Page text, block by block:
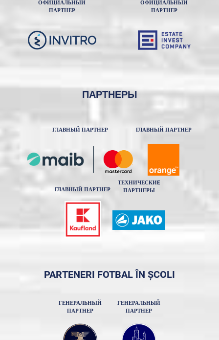
ОФИЦИАЛЬНЫЙ
ПАРТНЕР
ОФИЦИАЛЬНЫЙ
ПАРТНЕР
ПАРТНЕРЫ
ГЛАВНЫЙ ПАРТНЕР ГЛАВНЫЙ ПАРТНЕР
ГЛАВНЫЙ ПАРТНЕР
ТЕХНИЧЕСКИE
ПАРТНЕРЫ
PARTENERI FOTBAL ÎN ȘCOLI
ГЕНЕРАЛЬНЫЙ
ПАРТНЕР
ГЕНЕРАЛЬНЫЙ
ПАРТНЕР